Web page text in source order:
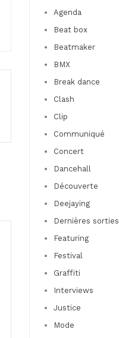
Agenda
Beat box
Beatmaker
BMX
Break dance
Clash
Clip
Communiqué
Concert
Dancehall
Découverte
Deejaying
Dernières sorties
Featuring
Festival
Graffiti
Interviews
Justice
Mode